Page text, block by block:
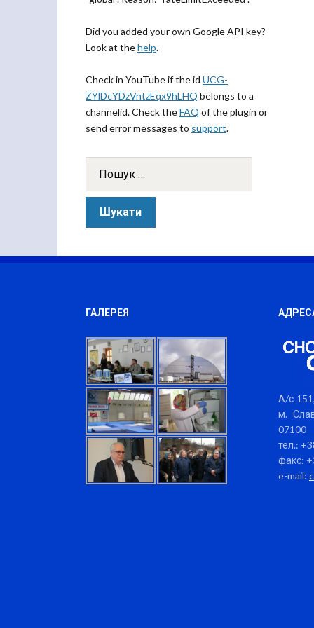
Did you added your own Google API key?
Look at thehelp.
Check in YouTube if the id UCG-
ZYlDcYDzVntzEqx9hLHQ belongs to a
channelid. Check theFAQ of the plugin or
send error messages to support.
ГАЛЕРЕЯ
А/с 151,
м.
07100
тел.:
факс:
e-mail: